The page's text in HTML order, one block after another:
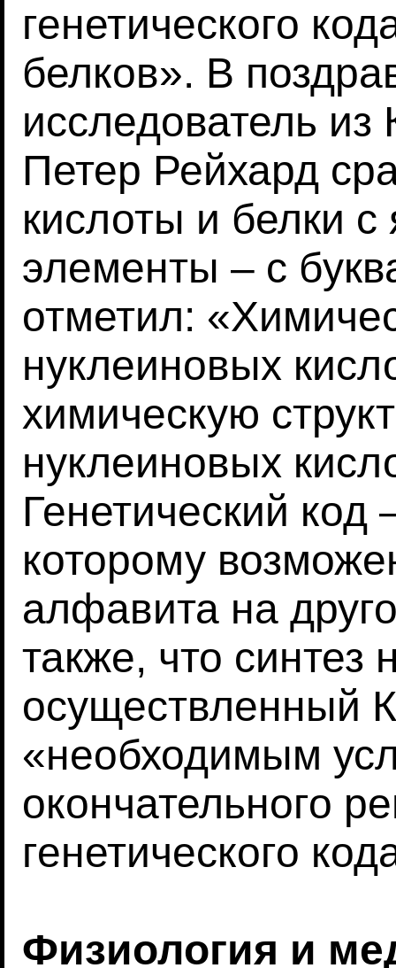
генетического
белков». В
исследователь из
Петер Рейхард
кислоты и белки
элементы – с
отметил:
нуклеиновых
химическую
нуклеиновых
Генетический код
которому
алфавита на
также, что синтез
осуществленный
«необходимым
окончательного
генетического
Физиология и